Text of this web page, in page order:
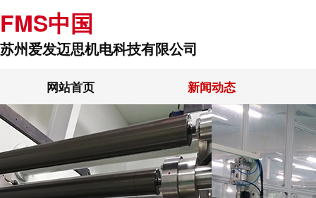
FMS中国
苏州爱发迈思机电科技有限公司
网站首页 新闻动态